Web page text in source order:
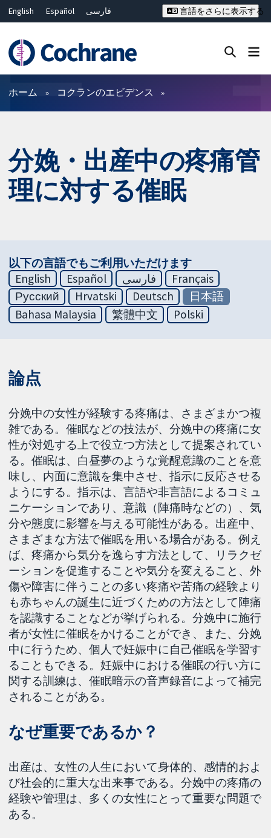
English Español
فارسی
Deutsch
Bahasa Malaysia
ไทย
繁體中文
简体中文
言語をさらに表示する
フィルター
ホーム コクランのエビデンス
分娩・出産中の疼痛管
理に対する催眠
以下の言語でもご利用いただけます
English
Español فارسی
Français
Русский
Hrvatski Deutsch
日本語
Bahasa Malaysia
繁體中文 Polski
論点
分娩中の女性が経験する疼痛は、さまざまかつ複
雑である。催眠などの技法が、分娩中の疼痛に女
性が対処する上で役立つ方法として提案されてい
る。催眠は、白昼夢のような覚醒意識のことを意
味し、内面に意識を集中させ、指示に反応させる
ようにする。指示は、言語や非言語によるコミュ
ニケーションであり、意識（陣痛時などの）、気
分や態度に影響を与える可能性がある。出産中、
さまざまな方法で催眠を用いる場合がある。例え
ば、疼痛から気分を逸らす方法として、リラクゼ
ーションを促進することや気分を変えること、外
傷や障害に伴うことの多い疼痛や苦痛の経験より
も赤ちゃんの誕生に近づくための方法として陣痛
を認識することなどが挙げられる。分娩中に施行
者が女性に催眠をかけることができ、また、分娩
中に行うため、個人で妊娠中に自己催眠を学習す
ることもできる。妊娠中における催眠の行い方に
関する訓練は、催眠暗示の音声録音によって補完
されることがある。
なぜ重要であるか？
出産は、女性の人生において身体的、感情的およ
び社会的に重大な出来事である。分娩中の疼痛の
経験や管理は、多くの女性にとって重要な問題で
ある。